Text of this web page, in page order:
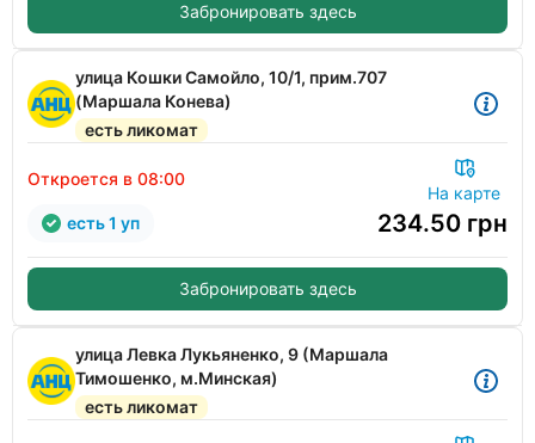
Забронировать здесь
улица Кошки Самойло, 10/1, прим.707
(Маршала Конева)
есть ликомат
Откроется в 08:00
На карте
234.50 грн
есть 1 уп
Забронировать здесь
улица Левка Лукьяненко, 9 (Маршала
Тимошенко, м.Минская)
есть ликомат